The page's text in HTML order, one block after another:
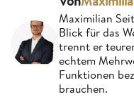
Maximilian
Blick für das
trennt er
echtem
Funktionen
brauchen.